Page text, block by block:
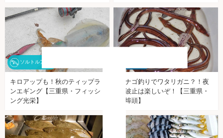
ソルトルアー
キロアップも！秋のティップラ
ンエギング【三重県・フィッシ
ング光栄】
アナゴ釣りでワタリガニ？！夜
の波止は楽しいぞ！【三重県・
霞埠頭】